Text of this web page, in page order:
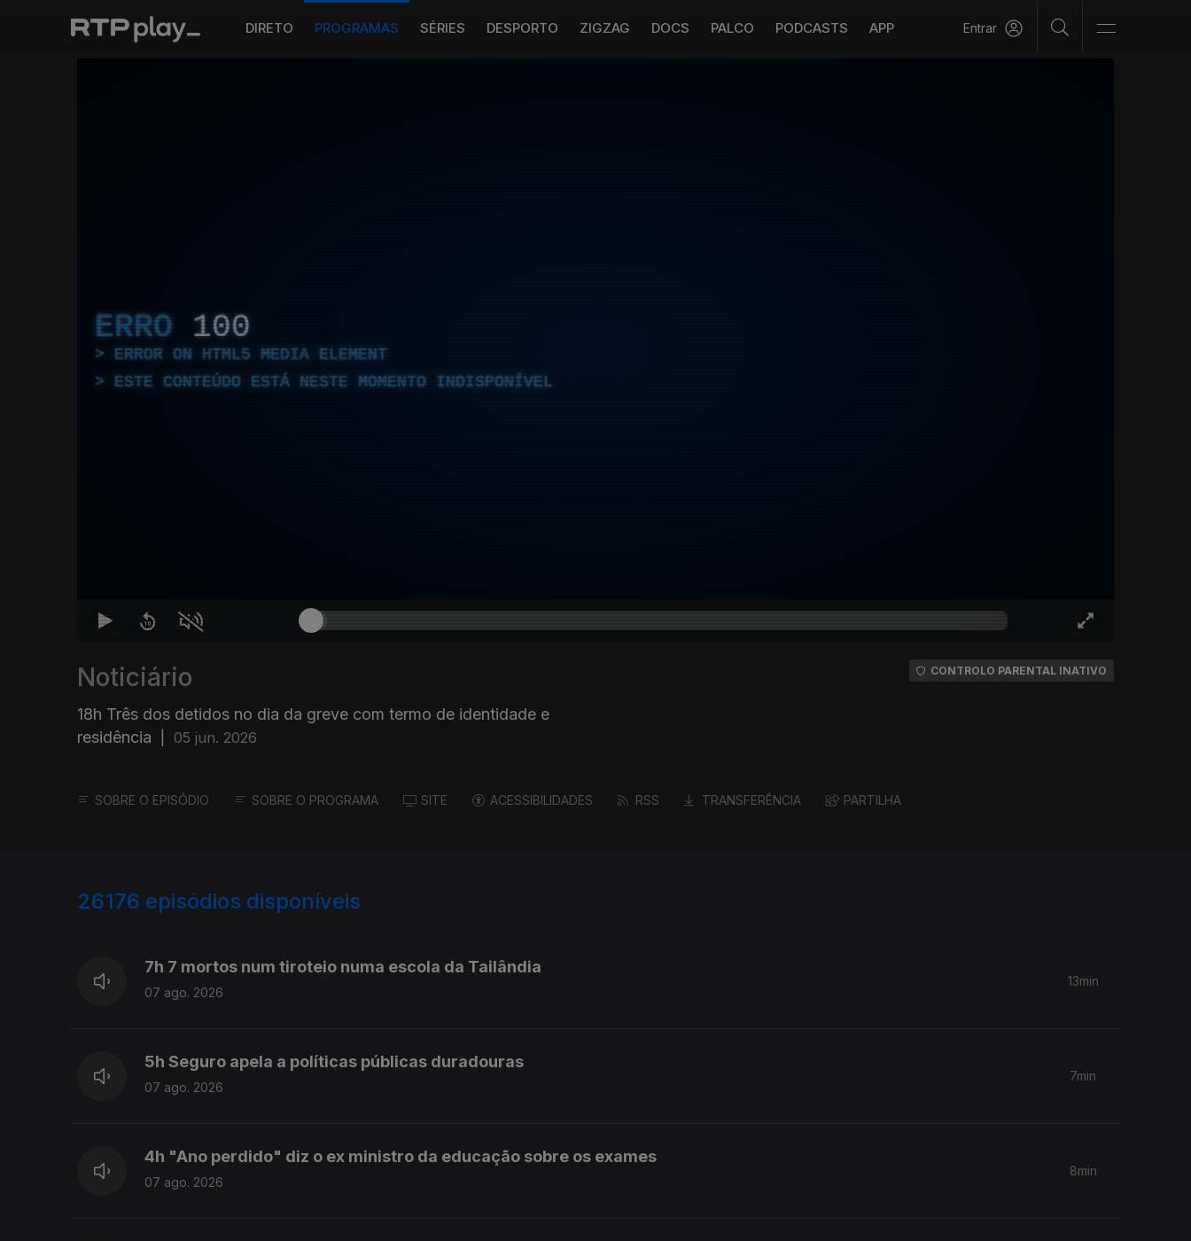
DIRETO PROGRAMAS SÉRIES DESPORTO ZIGZAG DOCS PALCO PODCASTS APP Entrar
ERRO 100
ERROR ON HTML5 MEDIA ELEMENT
ESTE CONTEÚDO ESTÁ NESTE MOMENTO INDISPONÍVEL
Noticiário
18h Três dos detidos no dia da greve com termo de identidade e
residência
05 jun. 2026
CONTROLO PARENTAL INATIVO
SOBRE O EPISÓDIO SOBRE O PROGRAMA SITE ACESSIBILIDADES RSS TRANSFERÊNCIA PARTILHA
26176 episódios disponíveis
7h 7 mortos num tiroteio numa escola da Tailândia
07 ago. 2026
13min
5h Seguro apela a políticas públicas duradouras
07 ago. 2026
7min
4h "Ano perdido" diz o ex ministro da educação sobre os exames
07 ago. 2026
8min